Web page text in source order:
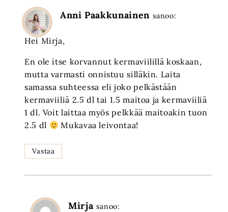
Anni Paakkunainen sanoo:
Hei Mirja,
En ole itse korvannut kermaviilillä koskaan,
mutta varmasti onnistuu silläkin. Laita
samassa suhteessa eli joko pelkästään
kermaviiliä 2.5 dl tai 1.5 maitoa ja kermaviiliä
1 dl. Voit laittaa myös pelkkää maitoakin tuon
2.5 dl
Mukavaa leivontaa!
Vastaa
Mirja sanoo: